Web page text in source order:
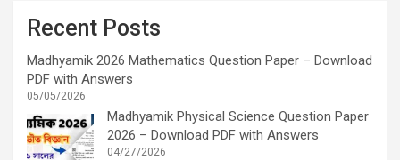
Recent Posts
Madhyamik 2026 Mathematics Question Paper – Download
PDF with Answers
05/05/2026
Madhyamik Physical Science Question Paper
2026 – Download PDF with Answers
04/27/2026